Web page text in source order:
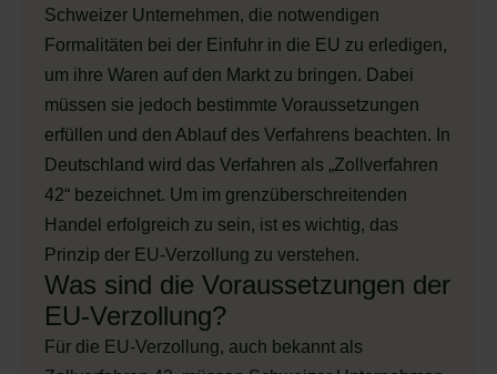
Schweizer Unternehmen, die notwendigen
Formalitäten bei der Einfuhr in die EU zu erledigen,
um ihre Waren auf den Markt zu bringen. Dabei
müssen sie jedoch bestimmte Voraussetzungen
erfüllen und den Ablauf des Verfahrens beachten. In
Deutschland wird das Verfahren als „Zollverfahren
42“ bezeichnet. Um im grenzüberschreitenden
Handel erfolgreich zu sein, ist es wichtig, das
Prinzip der EU-Verzollung zu verstehen.
Was sind die Voraussetzungen der
EU-Verzollung?
Für die EU-Verzollung, auch bekannt als